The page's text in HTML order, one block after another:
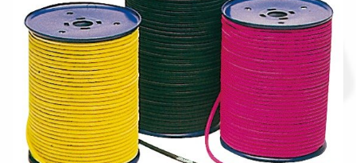
Condizioni generali
Acquisti in rete pubblica amministrazione
Assicurazione integrativa Garanzia3